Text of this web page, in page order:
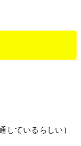
しているらしい）